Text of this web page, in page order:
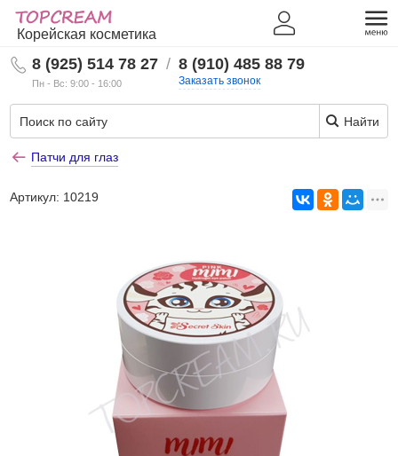
Корейская косметика
8 (925) 514 78 27
Пн - Вс: 9:00 - 16:00
/ 8 (910) 485 88 79
Заказать звонок
Найти
Патчи для глаз
Артикул: 10219